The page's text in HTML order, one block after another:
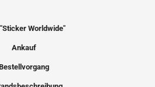
Worldwide"
Ankauf